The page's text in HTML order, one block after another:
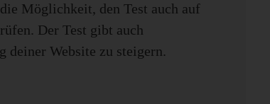
Möglichkeit, den Test auch auf
Der Test gibt auch
deiner Website zu steigern.